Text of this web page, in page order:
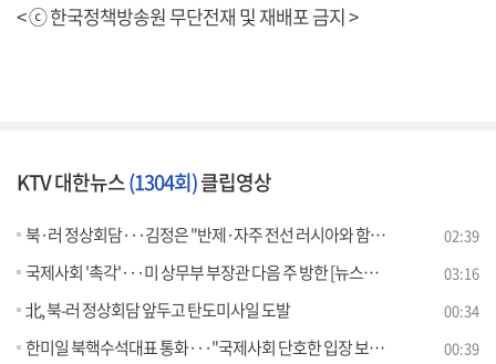
< ⓒ 한국정책방송원 무단전재 및 재배포 금지 >
KTV 대한뉴스(1304회)클립영상
북·러 정상회담···김정은 "반제·자주 전선 러시아와 함께" 02:39
국제사회 '촉각'···미 상무부 부장관 다음 주 방한 [뉴스의 맥] 03:16
北, 북-러 정상회담 앞두고 탄도미사일 도발 00:34
한미일 북핵수석대표 통화···"국제사회 단호한 입장 보여야" 00:39